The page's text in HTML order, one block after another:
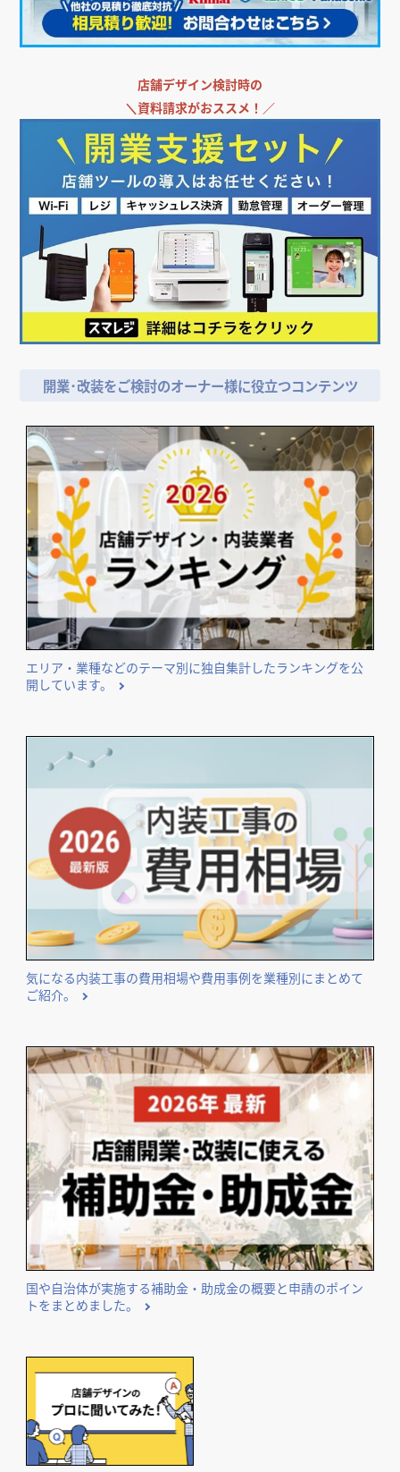
店舗デザイン検討時の
＼資料請求がおススメ！／
開業･改装をご検討のオーナー様に役立つコンテンツ
エリア・業種などのテーマ別に独自集計したランキングを公
開しています。
気になる内装工事の費用相場や費用事例を業種別にまとめて
ご紹介。
国や自治体が実施する補助金・助成金の概要と申請のポイン
トをまとめました。